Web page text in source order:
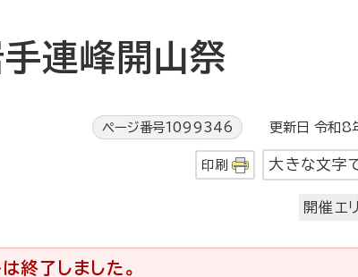
手連峰開山祭
ページ番号1099346 更新日 令和8
印刷 大きな文字
開催エ
終了しました。